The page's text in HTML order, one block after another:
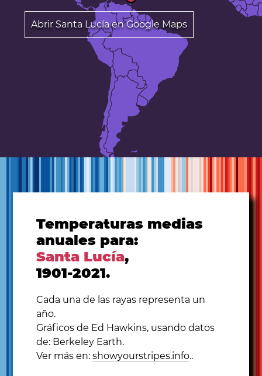
Abrir Santa Lucía en Google Maps
Temperaturas medias
anuales para:
Santa Lucía,
1901-2021.
Cada una de las rayas representa un
año.
Gráficos de Ed Hawkins, usando datos
de: Berkeley Earth.
Ver más en:showyourstripes.info..